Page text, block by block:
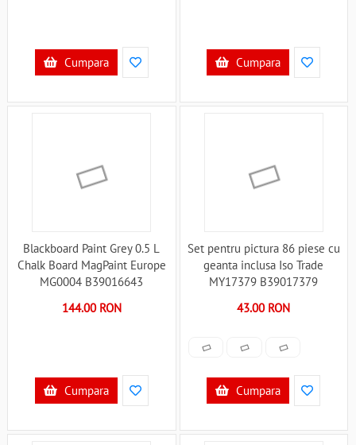
Cumpara Cumpara
Blackboard Paint Grey 0.5 L
Chalk Board MagPaint Europe
MG0004 B39016643
144.00 RON
Cumpara
Set pentru pictura 86 piese cu
geanta inclusa Iso Trade
MY17379 B39017379
43.00 RON
Cumpara